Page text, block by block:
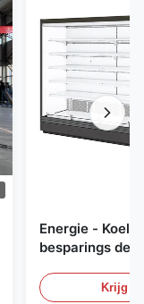
Energie -
besparings de
Krijg